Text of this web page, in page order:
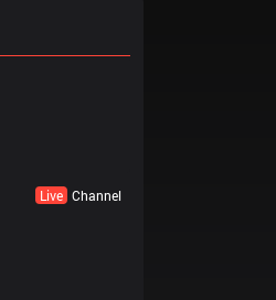
Live Channel